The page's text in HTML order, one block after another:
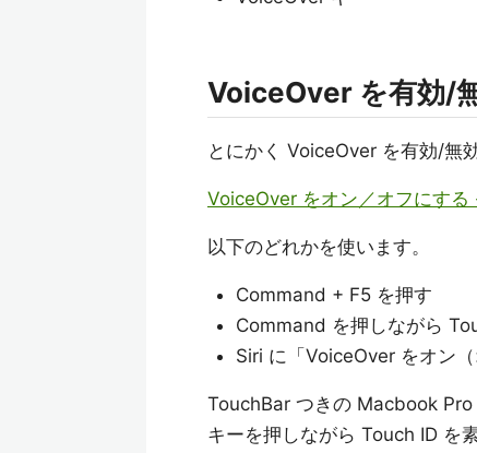
VoiceOver を有効/
とにかく VoiceOver を有効/無
VoiceOver をオン／オフにす
以下のどれかを使います。
Command + F5 を押す
Command を押しながら
Siri に「VoiceOver をオン
TouchBar つきの Macbook
キーを押しながら Touch ID を